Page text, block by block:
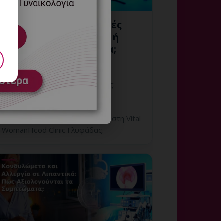
Ομαδοποιημένες Μικρές
Βλάβες: Κονδυλώματα ή
Φυσιολογική Ανατομία;
6 Αυγούστου, 2026
Ομαδοποιημένες Μικρές Βλάβες:
εξατομικευμένη γυναικολογική
αξιολόγηση, σαφές πλάνο
παρακολούθησης και ραντεβού στη Vital
WomanHood Clinic Γλυφάδας.